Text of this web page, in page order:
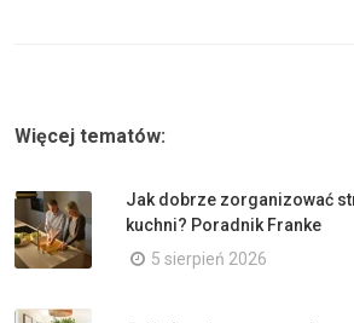
Więcej tematów:
Jak dobrze zorganizować
kuchni? Poradnik Franke
5 sierpień 2026